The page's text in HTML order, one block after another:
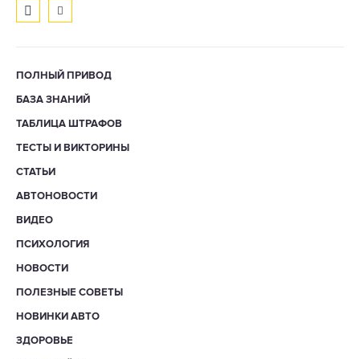
ПОЛНЫЙ ПРИВОД
БАЗА ЗНАНИЙ
ТАБЛИЦА ШТРАФОВ
ТЕСТЫ И ВИКТОРИНЫ
СТАТЬИ
АВТОНОВОСТИ
ВИДЕО
ПСИХОЛОГИЯ
НОВОСТИ
ПОЛЕЗНЫЕ СОВЕТЫ
НОВИНКИ АВТО
ЗДОРОВЬЕ